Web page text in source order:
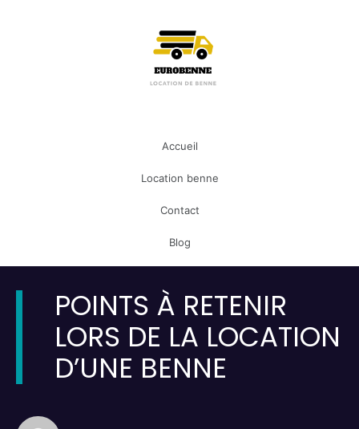
Accueil
Location benne
Contact
Blog
POINTS À RETENIR
LORS DE LA LOCATION
D’UNE BENNE